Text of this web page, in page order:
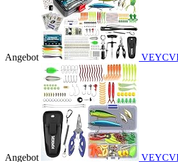
Angebot
Angebot